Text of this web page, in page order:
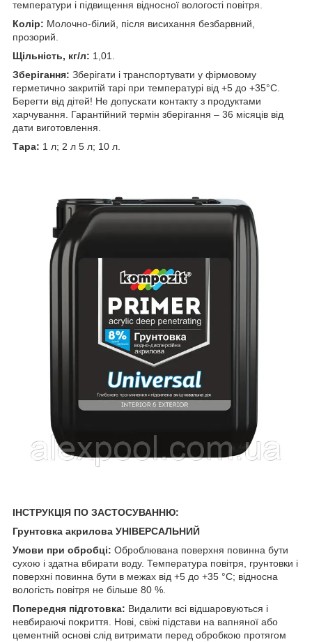
температури і підвищення відносної вологості повітря.
Колір: Молочно-білий, після висихання безбарвний,
прозорий.
Щільність, кг/л: 1,01.
Зберігання: Зберігати і транспортувати у фірмовому
герметично закритій тарі при температурі від +5 до +35°С.
Берегти від дітей! Не допускати контакту з продуктами
харчування. Гарантійний термін зберігання – 36 місяців від
дати виготовлення.
Тара: 1 л; 2 л 5 л; 10 л.
ІНСТРУКЦІЯ ПО ЗАСТОСУВАННЮ:
Грунтовка акрилова УНІВЕРСАЛЬНИЙ
Умови при обробці: Оброблювана поверхня повинна бути
сухою і здатна вбирати воду. Температура повітря, грунтовки і
поверхні повинна бути в межах від +5 до +35 °С; відносна
вологість повітря не більше 80 %.
Попередня підготовка: Видалити всі відшаровуються і
невбираючі покриття. Нові, свіжі підстави на вапняної або
цементній основі слід витримати перед обробкою протягом